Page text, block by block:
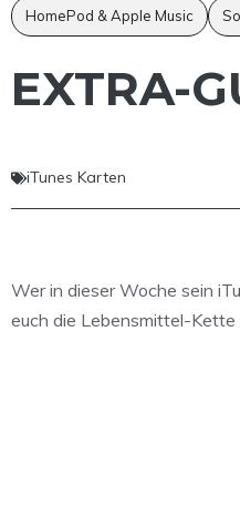
HomePod & Apple Music
EXTRA-
iTunes Karten
Wer in dieser Woche sein
euch die Lebensmittel-